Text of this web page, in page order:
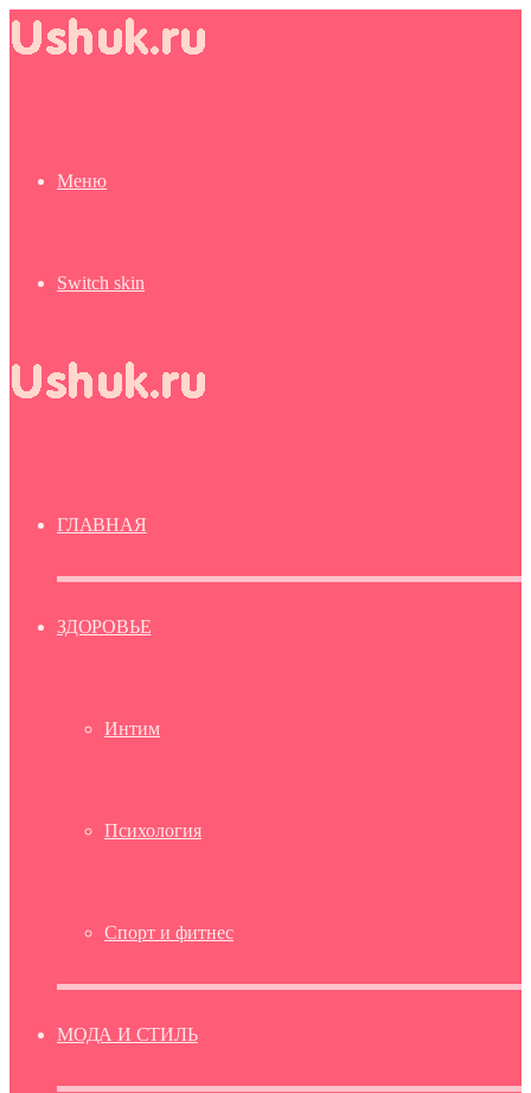
Меню
Switch skin
ГЛАВНАЯ
ЗДОРОВЬЕ
Интим
Психология
Спорт и фитнес
МОДА И СТИЛЬ